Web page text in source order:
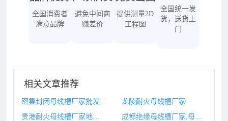
全国消费者
满意品牌
避免中间商
赚差价
提供测量2D
工程图
全国统一发
货，送货上
门
相关文章推荐
密集封闭母线槽厂家批发
龙陵耐火母线槽厂家
成都绝缘母线槽厂家,母线槽绝缘用什么材料